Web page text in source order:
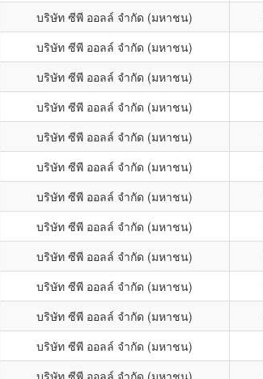
บริษัท ซีพี ออลล์ จำกัด (มหาชน)
บริษัท ซีพี ออลล์ จำกัด (มหาชน)
บริษัท ซีพี ออลล์ จำกัด (มหาชน)
บริษัท ซีพี ออลล์ จำกัด (มหาชน)
บริษัท ซีพี ออลล์ จำกัด (มหาชน)
บริษัท ซีพี ออลล์ จำกัด (มหาชน)
บริษัท ซีพี ออลล์ จำกัด (มหาชน)
บริษัท ซีพี ออลล์ จำกัด (มหาชน)
บริษัท ซีพี ออลล์ จำกัด (มหาชน)
บริษัท ซีพี ออลล์ จำกัด (มหาชน)
บริษัท ซีพี ออลล์ จำกัด (มหาชน)
บริษัท ซีพี ออลล์ จำกัด (มหาชน)
บริษัท ซีพี ออลล์ จำกัด (มหาชน)